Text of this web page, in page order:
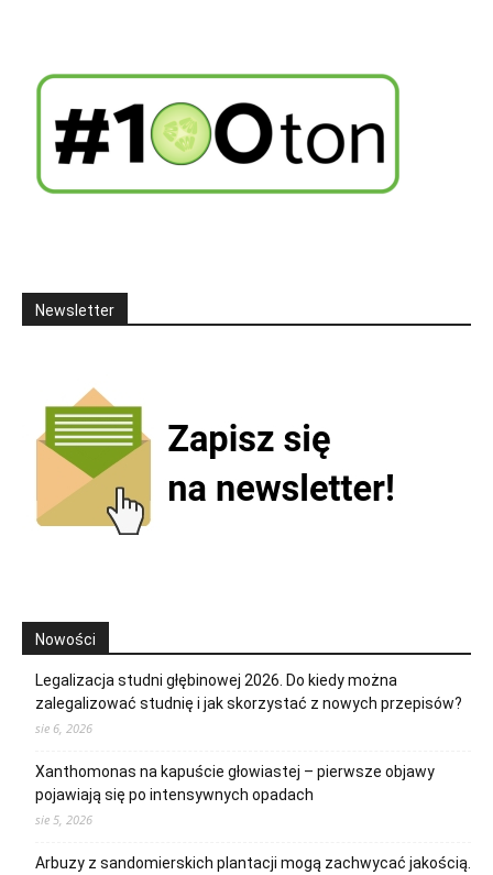
Newsletter
Nowości
Legalizacja studni głębinowej 2026. Do kiedy można
zalegalizować studnię i jak skorzystać z nowych przepisów?
sie 6, 2026
Xanthomonas na kapuście głowiastej – pierwsze objawy
pojawiają się po intensywnych opadach
sie 5, 2026
Arbuzy z sandomierskich plantacji mogą zachwycać jakością.